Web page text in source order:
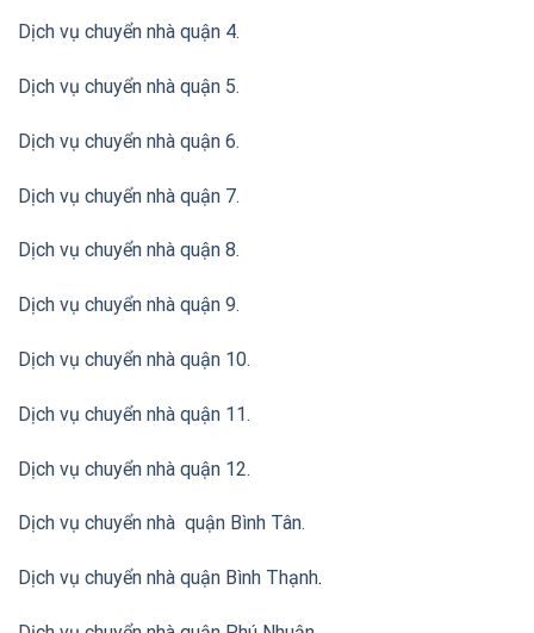
Dịch vụ chuyển nhà quận 4.
Dịch vụ chuyển nhà quận 5.
Dịch vụ chuyển nhà quận 6.
Dịch vụ chuyển nhà quận 7.
Dịch vụ chuyển nhà quận 8.
Dịch vụ chuyển nhà quận 9.
Dịch vụ chuyển nhà quận 10.
Dịch vụ chuyển nhà quận 11.
Dịch vụ chuyển nhà quận 12.
Dịch vụ chuyển nhà quận Bình Tân.
Dịch vụ chuyển nhà quận Bình Thạnh.